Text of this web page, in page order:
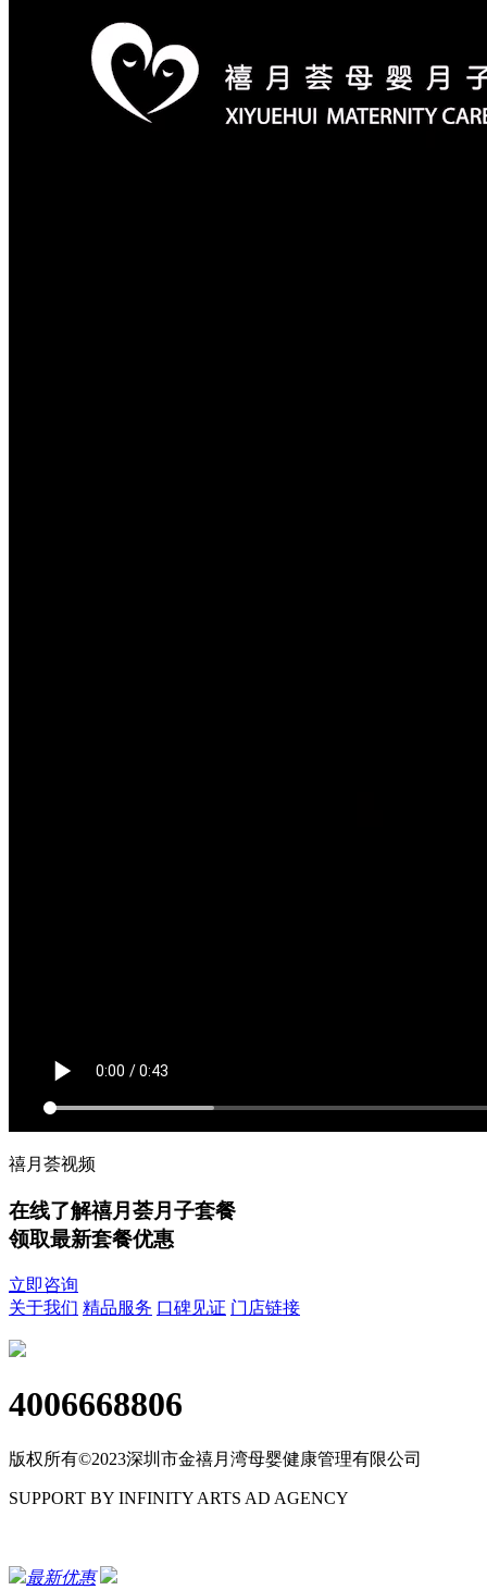
禧月荟视频
在线了解禧月荟月子套餐
领取最新套餐优惠
立即咨询
关于我们 精品服务 口碑见证 门店链接
4006668806
版权所有©2023深圳市金禧月湾母婴健康管理有限公司
SUPPORT BY INFINITY ARTS AD AGENCY
最新优惠